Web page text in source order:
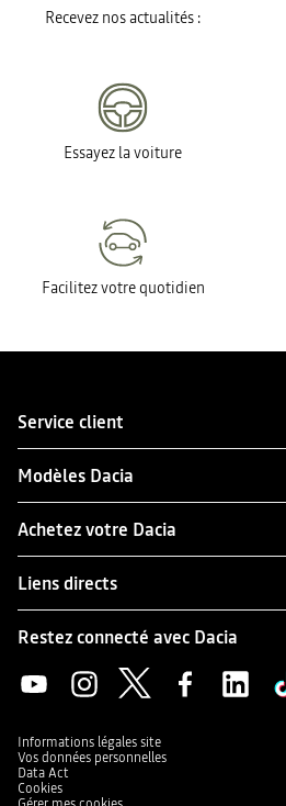
Recevez nos actualités :
Essayez la voiture
Facilitez votre quotidien
Service client
Modèles Dacia
Achetez votre Dacia
Liens directs
Restez connecté avec Dacia
Informations légales site
Vos données personnelles
Data Act
Cookies